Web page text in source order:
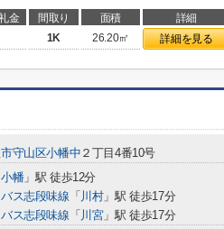
金 間取り 面積 詳細
1K 26.20㎡ 詳細を見る
守山区小幡中 ２丁目4番10号
小幡 」駅 徒歩12分
ス志段味線 「 川村」駅 徒歩17分
ス志段味線 「 川宮」駅 徒歩17分